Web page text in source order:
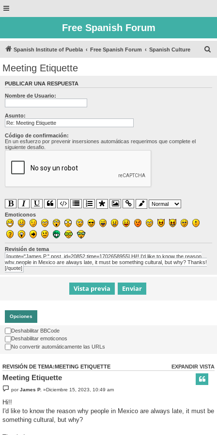
Free Spanish Forum
Spanish Institute of Puebla Free Spanish Forum Spanish Culture
Meeting Etiquette
PUBLICAR UNA RESPUESTA
Nombre de Usuario:
Asunto:
Código de confirmación:
En un esfuerzo por prevenir insersiones automáticas requerimos que complete el
siguiente desafio.
Emoticonos
Revisión de tema
[quote="James P." post_id=20852 time=1702658955] Hi!! I'd like to know the reason
why people in Mexico are always late, it must be something cultural, but why? Thanks!
[/quote]
Opciones
Deshabilitar BBCode
Deshabilitar emoticonos
No convertir automáticamente las URLs
EXPANDIR VISTA
REVISIÓN DE TEMA:MEETING ETIQUETTE
Meeting Etiquette
porJames P. »Diciembre 15, 2023, 10:49 am
Hi!!
I'd like to know the reason why people in Mexico are always late, it must be
something cultural, but why?